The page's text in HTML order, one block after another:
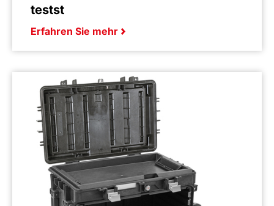
testst
Erfahren Sie mehr